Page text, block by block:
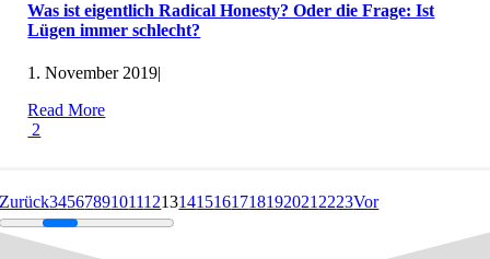
Was ist eigentlich Radical Honesty? Oder die Frage: Ist
Lügen immer schlecht?
1. November 2019|
Read More
2
Zurück3456789101112131415161718192021 2223Vor